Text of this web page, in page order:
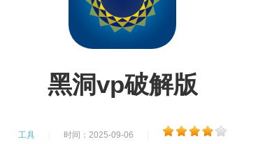
黑洞vp破解版
工具 时间：2025-09-06